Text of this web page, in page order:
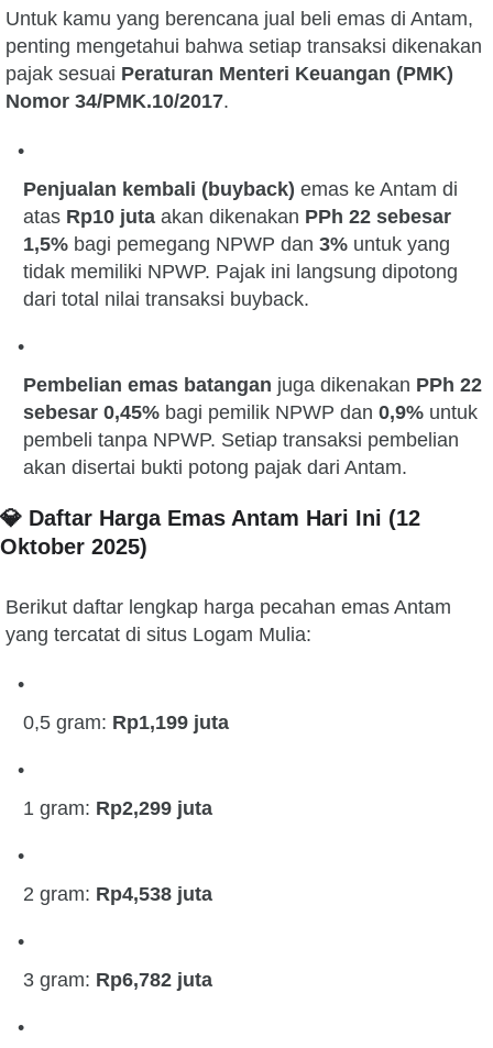
Untuk kamu yang berencana jual beli emas di Antam,
penting mengetahui bahwa setiap transaksi dikenakan
pajak sesuai Peraturan Menteri Keuangan (PMK)
Nomor 34/PMK.10/2017.
Penjualan kembali (buyback) emas ke Antam di
atas Rp10 juta akan dikenakan PPh 22 sebesar
1,5% bagi pemegang NPWP dan 3% untuk yang
tidak memiliki NPWP. Pajak ini langsung dipotong
dari total nilai transaksi buyback.
Pembelian emas batangan juga dikenakan PPh 22
sebesar 0,45% bagi pemilik NPWP dan 0,9% untuk
pembeli tanpa NPWP. Setiap transaksi pembelian
akan disertai bukti potong pajak dari Antam.
💎 Daftar Harga Emas Antam Hari Ini (12
Oktober 2025)
Berikut daftar lengkap harga pecahan emas Antam
yang tercatat di situs Logam Mulia:
0,5 gram: Rp1,199 juta
1 gram: Rp2,299 juta
2 gram: Rp4,538 juta
3 gram: Rp6,782 juta